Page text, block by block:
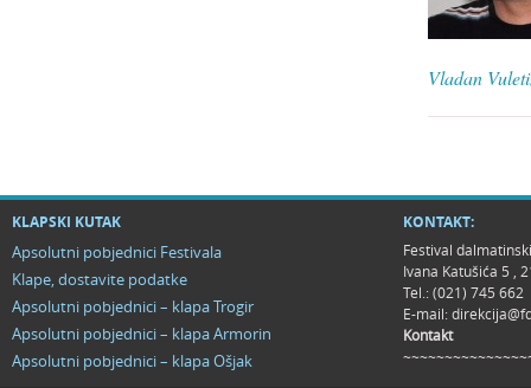
Vladan
KLAPSKI KUTAK
Apsolutni pobjednici Festivala
Klape, dostavite podatke
Apsolutni pobjednici – klapa Trogir
Apsolutni pobjednici – klapa Armorin
Apsolutni pobjednici – klapa Ošjak
KONTAKT:
Festival
Ivana Katušića 5 ,
Tel.: (021) 745 662
E-mail:
Kontakt